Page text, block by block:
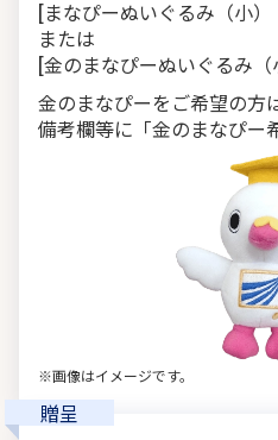
[まなぴーぬいぐるみ（小
または
[金のまなぴーぬいぐるみ
金のまなぴーをご希望の方
備考欄等に「金のまなぴー
※画像はイメージです。
贈呈